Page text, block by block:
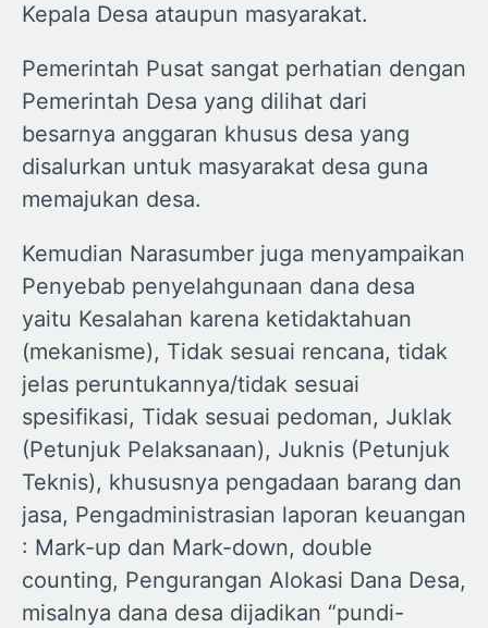
Kepala Desa ataupun masyarakat.
Pemerintah Pusat sangat perhatian dengan
Pemerintah Desa yang dilihat dari
besarnya anggaran khusus desa yang
disalurkan untuk masyarakat desa guna
memajukan desa.
Kemudian Narasumber juga menyampaikan
Penyebab penyelahgunaan dana desa
yaitu Kesalahan karena ketidaktahuan
(mekanisme), Tidak sesuai rencana, tidak
jelas peruntukannya/tidak sesuai
spesifikasi, Tidak sesuai pedoman, Juklak
(Petunjuk Pelaksanaan), Juknis (Petunjuk
Teknis), khususnya pengadaan barang dan
jasa, Pengadministrasian laporan keuangan
: Mark-up dan Mark-down, double
counting, Pengurangan Alokasi Dana Desa,
misalnya dana desa dijadikan “pundi-